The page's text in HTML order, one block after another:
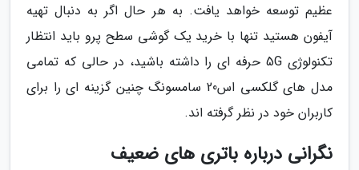
عظیم توسعه خواهد یافت. به هر حال اگر به دنبال تهیه
آیفون هستید تنها با خرید یک گوشی سطح پرو باید انتظار
تکنولوژی 5G حرفه ای را داشته باشید، در حالی که تمامی
مدل های گلکسی اس20 سامسونگ چنین گزینه ای را برای
کاربران خود در نظر گرفته اند.
نگرانی درباره باتری های ضعیف